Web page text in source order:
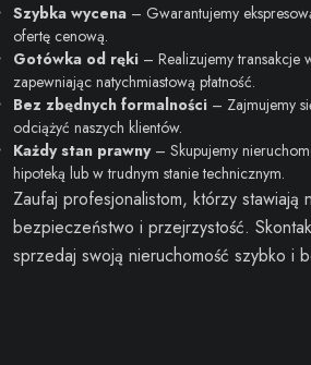
Szybka wycena – Gwarantujemy
ofertę cenową.
Gotówka od ręki – Realizujemy transakcje
zapewniając natychmiastową płatność.
Bez zbędnych formalności – Zajmujemy
odciążyć naszych klientów.
Każdy stan prawny– Skupujemy
hipoteką lub w trudnym stanie technicznym.
Zaufaj profesjonalistom, którzy stawiają
bezpieczeństwo i przejrzystość.
sprzedaj swoją nieruchomość szybko i